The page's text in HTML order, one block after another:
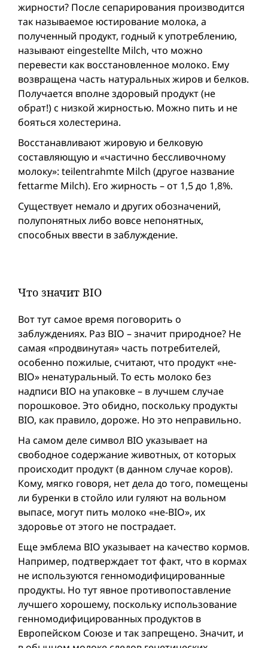
жирности? После сепарирования производится
так называемое юстирование молока, а
полученный продукт, годный к употреблению,
называют eingestellte Milch, что можно
перевести как восстановленное молоко. Ему
возвращена часть натуральных жиров и белков.
Получается вполне здоровый продукт (не
обрат!) с низкой жирностью. Можно пить и не
бояться холестерина.
Восстанавливают жировую и белковую
составляющую и «частично бессливочному
молоку»: teilentrahmte Milch (другое название
fettarme Milch). Его жирность – от 1,5 до 1,8%.
Существует немало и других обозначений,
полупонятных либо вовсе непонятных,
способных ввести в заблуждение.
Что значит BIO
Вот тут самое время поговорить о
заблуждениях. Раз BIO – значит природное? Не
самая «продвинутая» часть потребителей,
особенно пожилые, считают, что продукт «не-
BIO» ненатуральный. То есть молоко без
надписи BIO на упаковке – в лучшем случае
порошковое. Это обидно, поскольку продукты
BIO, как правило, дороже. Но это неправильно.
На самом деле символ BIO указывает на
свободное содержание животных, от которых
происходит продукт (в данном случае коров).
Кому, мягко говоря, нет дела до того, помещены
ли буренки в стойло или гуляют на вольном
выпасе, могут пить молоко «не-BIO», их
здоровье от этого не пострадает.
Еще эмблема BIO указывает на качество кормов.
Например, подтверждает тот факт, что в кормах
не используются генномодифицированные
продукты. Но тут явное противопоставление
лучшего хорошему, поскольку использование
генномодифицированных продуктов в
Европейском Союзе и так запрещено. Значит, и